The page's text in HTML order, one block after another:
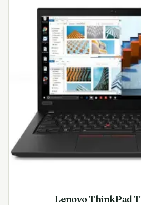
Lenovo ThinkPad